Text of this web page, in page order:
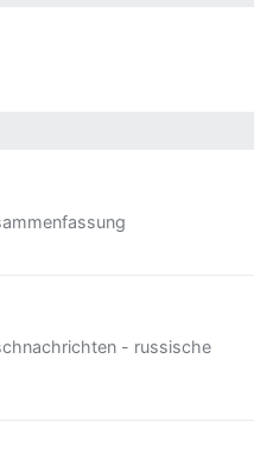
- russische